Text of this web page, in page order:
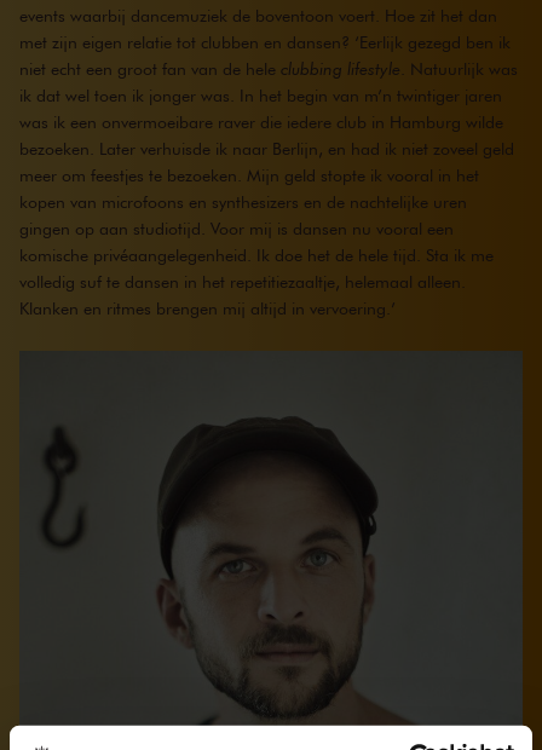
events waarbij dancemuziek de boventoon voert. Hoe zit het dan
met zijn eigen relatie tot clubben en dansen? ‘Eerlijk gezegd ben ik
niet echt een groot fan van de hele clubbing lifestyle . Natuurlijk was
ik dat wel toen ik jonger was. In het begin van m’n twintiger jaren
was ik een onvermoeibare raver die iedere club in Hamburg wilde
bezoeken. Later verhuisde ik naar Berlijn, en had ik niet zoveel geld
meer om feestjes te bezoeken. Mijn geld stopte ik vooral in het
kopen van microfoons en synthesizers en de nachtelijke uren
gingen op aan studiotijd. Voor mij is dansen nu vooral een
komische privéaangelegenheid. Ik doe het de hele tijd. Sta ik me
volledig suf te dansen in het repetitiezaaltje, helemaal alleen.
Klanken en ritmes brengen mij altijd in vervoering.’